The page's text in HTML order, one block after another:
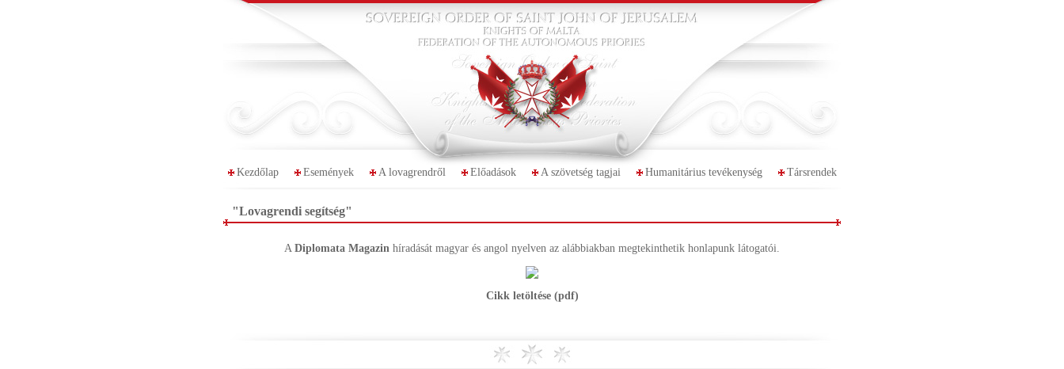
Kezdőlap Események A lovagrendről Előadások A szövetség tagjai Humanitárius tevékenység Társrendek
"Lovagrendi segítség"
A Diplomata Magazin híradását magyar és angol nyelven az alábbiakban megtekinthetik honlapunk látogatói.
Cikk letöltése (pdf)